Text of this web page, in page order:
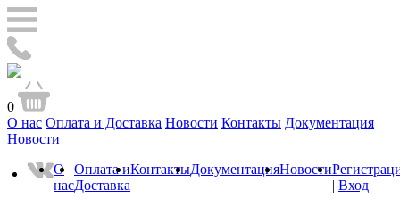
0
О нас Оплата и Доставка Новости Контакты Документация
Новости
О
нас
Оплата и
Доставка
КонтактыДокументацияНовости
| Вход